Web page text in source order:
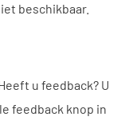
beschikbaar.
u feedback? U
feedback knop in